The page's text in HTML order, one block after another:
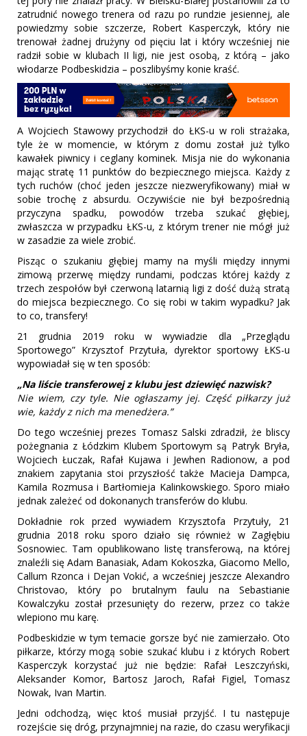
zatrudnić nowego trenera od razu po rundzie jesiennej, ale
powiedzmy sobie szczerze, Robert Kasperczyk, który nie
trenował żadnej drużyny od pięciu lat i który wcześniej nie
radził sobie w klubach II ligi, nie jest osobą, z którą – jako
włodarze Podbeskidzia – poszlibyśmy konie kraść.
A Wojciech Stawowy przychodził do ŁKS-u w roli strażaka,
tyle że w momencie, w którym z domu został już tylko
kawałek piwnicy i ceglany kominek. Misja nie do wykonania
mając stratę 11 punktów do bezpiecznego miejsca. Każdy z
tych ruchów (choć jeden jeszcze niezweryfikowany) miał w
sobie trochę z absurdu. Oczywiście nie był bezpośrednią
przyczyna spadku, powodów trzeba szukać głębiej,
zwłaszcza w przypadku ŁKS-u, z którym trener nie mógł już
w zasadzie za wiele zrobić.
Pisząc o szukaniu głębiej mamy na myśli między innymi
zimową przerwę między rundami, podczas której każdy z
trzech zespołów był czerwoną latarnią ligi z dość dużą stratą
do miejsca bezpiecznego. Co się robi w takim wypadku? Jak
to co, transfery!
21 grudnia 2019 roku w wywiadzie dla „Przeglądu
Sportowego” Krzysztof Przytuła, dyrektor sportowy ŁKS-u
wypowiadał się w ten sposób:
„Na liście transferowej z klubu jest dziewięć nazwisk?
Nie wiem, czy tyle. Nie ogłaszamy jej. Część piłkarzy już
wie, każdy z nich ma menedżera.”
Do tego wcześniej prezes Tomasz Salski zdradził, że bliscy
pożegnania z Łódzkim Klubem Sportowym są Patryk Bryła,
Wojciech Łuczak, Rafał Kujawa i Jewhen Radionow, a pod
znakiem zapytania stoi przyszłość także Macieja Dampca,
Kamila Rozmusa i Bartłomieja Kalinkowskiego. Sporo miało
jednak zależeć od dokonanych transferów do klubu.
Dokładnie rok przed wywiadem Krzysztofa Przytuły, 21
grudnia 2018 roku sporo działo się również w Zagłębiu
Sosnowiec. Tam opublikowano listę transferową, na której
znaleźli się Adam Banasiak, Adam Kokoszka, Giacomo Mello,
Callum Rzonca i Dejan Vokić, a wcześniej jeszcze Alexandro
Christovao, który po brutalnym faulu na Sebastianie
Kowalczyku został przesunięty do rezerw, przez co także
wlepiono mu karę.
Podbeskidzie w tym temacie gorsze być nie zamierzało. Oto
piłkarze, którzy mogą sobie szukać klubu i z których Robert
Kasperczyk korzystać już nie będzie: Rafał Leszczyński,
Aleksander Komor, Bartosz Jaroch, Rafał Figiel, Tomasz
Nowak, Ivan Martin.
Jedni odchodzą, więc ktoś musiał przyjść. I tu następuje
rozejście się dróg, przynajmniej na razie, do czasu weryfikacji